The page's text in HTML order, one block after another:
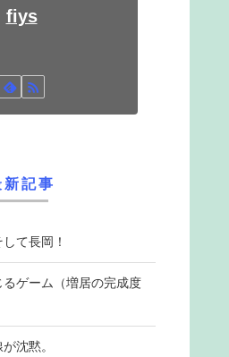
fiys
新記事
て長岡！
ゲーム（増居の完成度
沈黙。